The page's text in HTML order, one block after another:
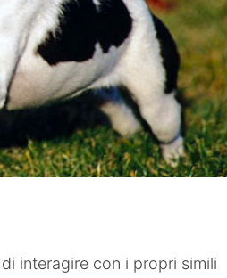
interagire con i propri simili